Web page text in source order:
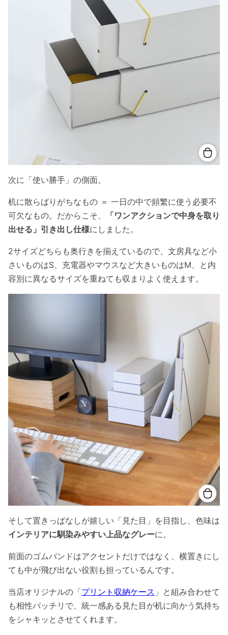
次に「使い勝手」の側面。
机に散らばりがちなもの ＝ 一日の中で頻繁に使う必要不
可欠なもの。だからこそ、
「ワンアクションで中身を取り
出せる」引き出し仕様にしました。
2サイズどちらも奥行きを揃えているので、文房具など小
さいものはS、充電器やマウスなど大きいものはM、と内
容別に異なるサイズを重ねても収まりよく使えます。
そして置きっぱなしが嬉しい「見た目」を目指し、色味は
インテリアに馴染みやすい上品なグレーに。
前面のゴムバンドはアクセントだけではなく、横置きにし
ても中が飛び出ない役割も担っているんです。
当店オリジナルの「プリント収納ケース 」と組み合わせて
も相性バッチリで、統一感ある見た目が机に向かう気持ち
をシャキッとさせてくれます。